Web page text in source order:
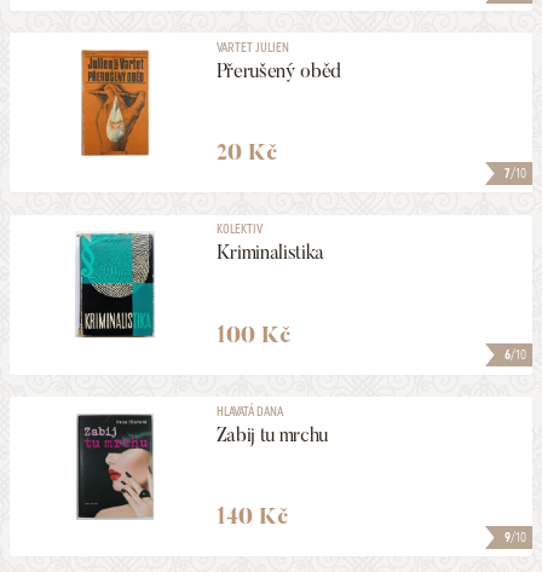
7/10
VARTET JULIEN
Přerušený oběd
20 Kč
6/10
KOLEKTIV
Kriminalistika
100 Kč
9/10
HLAVATÁ DANA
Zabij tu mrchu
140 Kč